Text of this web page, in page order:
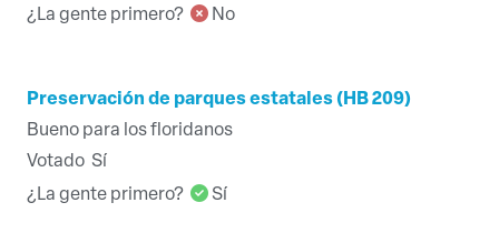
¿La gente primero?
No
Preservación de parques estatales (HB 209)
Bueno para los floridanos
Votado Sí
¿La gente primero?
Sí